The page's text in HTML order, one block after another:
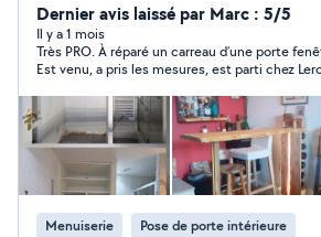
un vrai touche-à-tout du bricolage,
à tous vos besoins en rénovation. Travaux de peinture,
revêtements sol (lino, carrelage,
revêtements muraux. Parquet : pose, ponçage,
vitrification Montage meubles en kit
de travail, cuisine) Remplacements
des tringles, fixations des étagères,
Ponctuel, sérieux et appliqué.
ans, à votre écoute.
Dernier avis laissé par Marc : 5/5
Il y a 1 mois
Très PRO. À réparé un carreau d’une porte
Est venu, a pris les mesures, est parti chez
Menuiserie Pose de porte intérieure